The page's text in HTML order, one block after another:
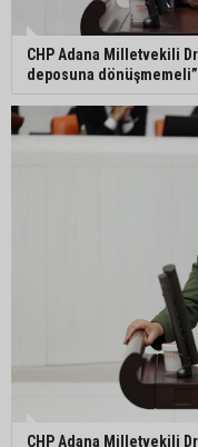
CHP Adana Milletvekili
deposuna dönüşmemeli”
CHP Adana Milletvekili